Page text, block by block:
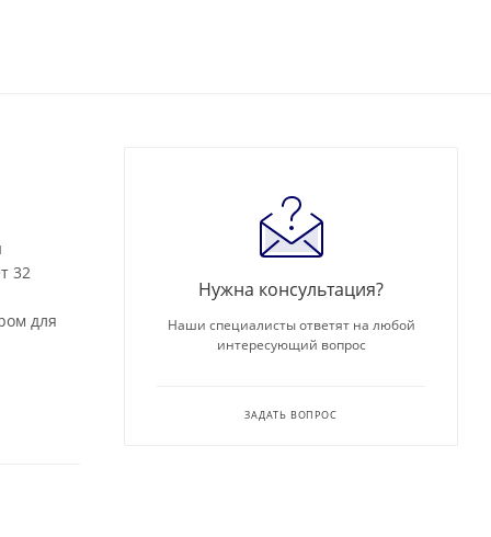
32
для
Нужна консультация?
Наши специалисты ответят на любой
интересующий вопрос
ЗАДАТЬ ВОПРОС